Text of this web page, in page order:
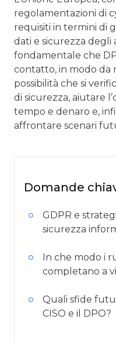
regolamentazioni di
requisiti in termini di
dati e sicurezza degli
fondamentale che
contatto, in modo
possibilità che si
di sicurezza, aiutare
tempo e denaro e,
affrontare scenari
Domande
GDPR e
sicurezza
In che modo i
completano a
Quali sfide
CISO e il DPO?